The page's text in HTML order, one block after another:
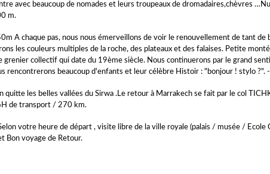
avec beaucoup de nomades et leurs troupeaux de dromadaires,chèvres
m.
A chaque pas, nous nous émerveillons de voir le renouvellement de tant de
les couleurs multiples de la roche, des plateaux et des falaises. Petite
grenier collectif qui date du 19ème siècle. Nous continuerons par le grand
rencontrerons beaucoup d'enfants et leur célèbre Histoir : "bonjour ! stylo ?".
les belles vallées du Sirwa .Le retour à Marrakech se fait par le col
de transport / 270 km.
votre heure de départ , visite libre de la ville royale (palais / musée /
Bon voyage de Retour.